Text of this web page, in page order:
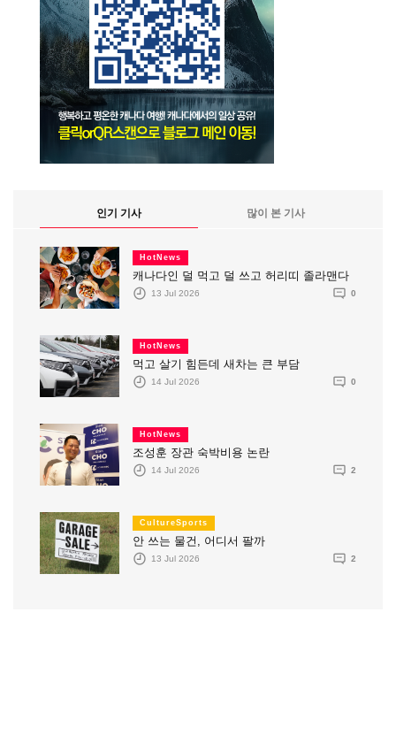
인기 기사 많이 본 기사
HotNews
캐나다인 덜 먹고 덜 쓰고 허리띠 졸라맨다
13 Jul 2026 0
HotNews
먹고 살기 힘든데 새차는 큰 부담
14 Jul 2026 0
HotNews
조성훈 장관 숙박비용 논란
14 Jul 2026 2
CultureSports
안 쓰는 물건, 어디서 팔까
13 Jul 2026 2